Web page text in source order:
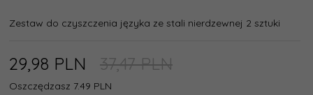
Zestaw do czyszczenia języka ze stali nierdzewnej 2 sztuki
29,98 PLN 37,47 PLN
Oszczędzasz 7.49 PLN